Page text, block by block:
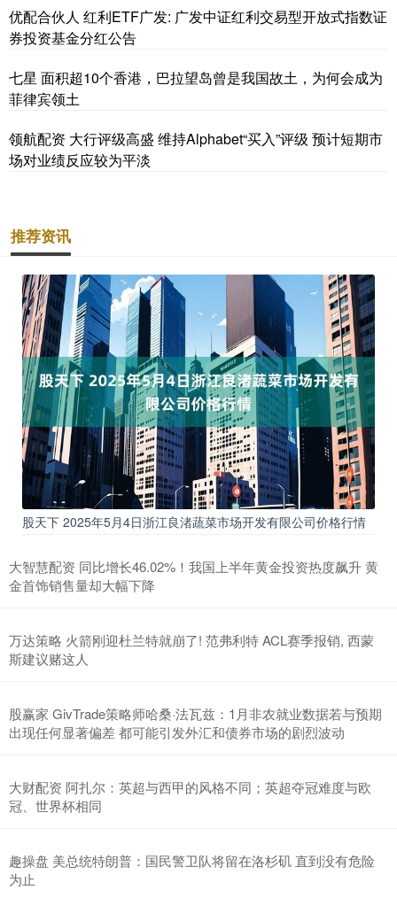
优配合伙人 红利ETF广发: 广发中证红利交易型开放式指数证
券投资基金分红公告
七星 面积超10个香港，巴拉望岛曾是我国故土，为何会成为
菲律宾领土
领航配资 大行评级高盛 维持Alphabet“买入”评级 预计短期市
场对业绩反应较为平淡
推荐资讯
股天下 2025年5月4日浙江良渚蔬菜市场开发有限公司价格行情
大智慧配资 同比增长46.02%！我国上半年黄金投资热度飙升 黄
金首饰销售量却大幅下降
万达策略 火箭刚迎杜兰特就崩了! 范弗利特 ACL赛季报销, 西蒙
斯建议赌这人
股赢家 GivTrade策略师哈桑·法瓦兹：1月非农就业数据若与预期
出现任何显著偏差 都可能引发外汇和债券市场的剧烈波动
大财配资 阿扎尔：英超与西甲的风格不同；英超夺冠难度与欧
冠、世界杯相同
趣操盘 美总统特朗普：国民警卫队将留在洛杉矶 直到没有危险
为止